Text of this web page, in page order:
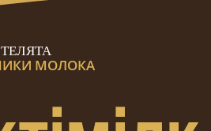
ТЕЛЯТА
МОЛОКА